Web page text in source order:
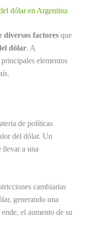
dólar en Argentina
diversos factores que
dólar. A
elementos
de políticas
del dólar. Un
llevar a una
cambiarias
generando una
el aumento de su